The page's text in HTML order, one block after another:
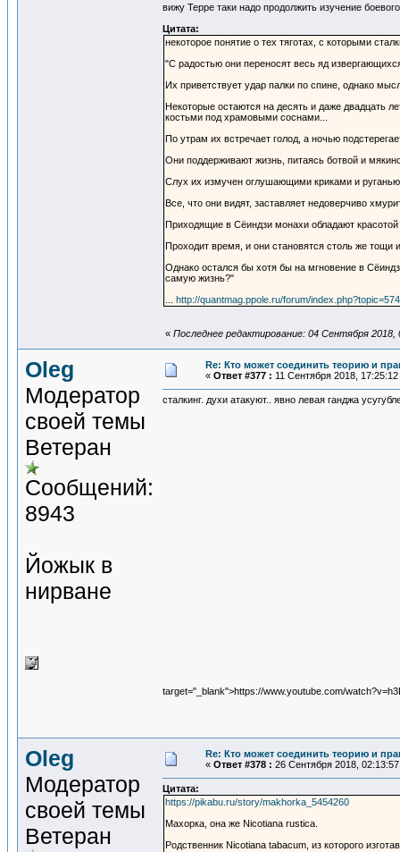
вижу Терре таки надо продолжить изучение
Цитата:
некоторое понятие о тех тяготах, с которыми
"С радостью они переносят весь яд
Их приветствует удар палки по спине, однако
Некоторые остаются на десять и даже двадцать
костьми под храмовыми соснами...
По утрам их встречает голод, а ночью
Они поддерживают жизнь, питаясь ботвой и
Слух их измучен оглушающими криками и руганью
Все, что они видят, заставляет недоверчиво
Приходящие в Сёиндзи монахи обладают
Проходит время, и они становятся столь же
Однако остался бы хотя бы на мгновение в
самую жизнь?"
http://quantmag.ppole.ru/forum/
« Последнее редактирование: 04 Сентября 2018,
Oleg
Модератор
своей темы
Ветеран
Сообщений:
8943
Йожык в
нирване
Re: Кто может соединить теорию и
« Ответ #377 : 11 Сентября 2018, 17:25:12
сталкинг. духи атакуют.. явно левая ганджа
target="_blank">https://www.youtube.com/
Oleg
Модератор
своей темы
Ветеран
Re: Кто может соединить теорию и
« Ответ #378 : 26 Сентября 2018,
Цитата:
https://pikabu.ru/story/makhorka_5454260
Махорка, она же Nicotiana rustica.
Родственник Nicotiana tabacum, из которого